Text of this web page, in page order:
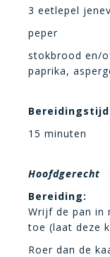
3 eetlepel
peper
stokbrood en/
paprika,
15 minuten
Hoofdgerecht
Bereiding:
Wrijf de pan in
toe (laat deze
Roer dan de